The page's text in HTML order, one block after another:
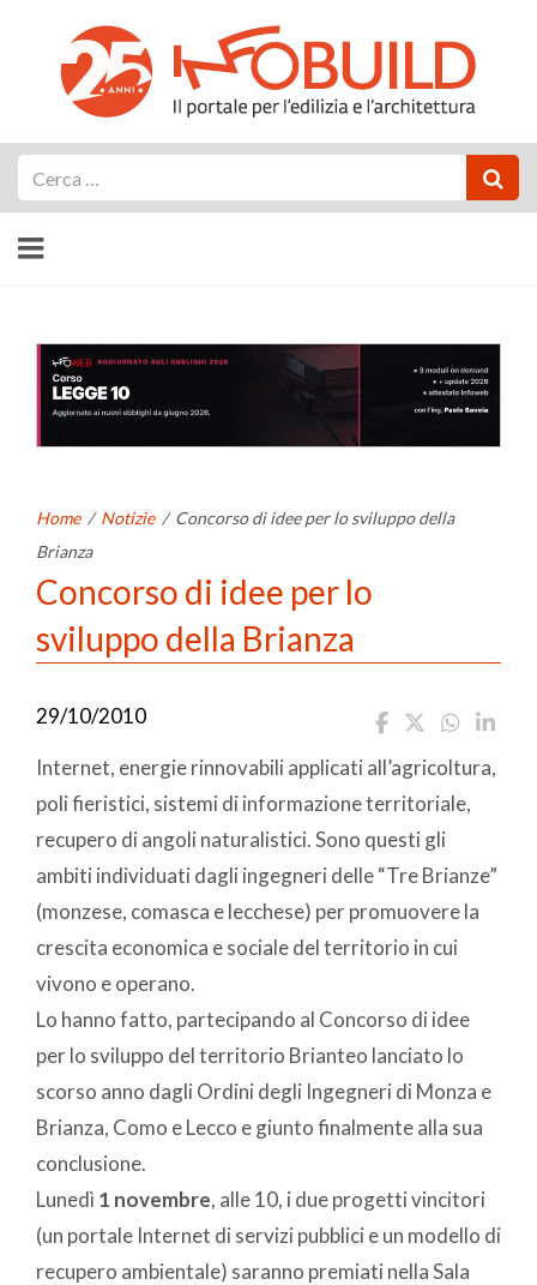
Home / Notizie / Concorso di idee per lo sviluppo della
Brianza
Concorso di idee per lo
sviluppo della Brianza
29/10/2010
Internet, energie rinnovabili applicati all’agricoltura,
poli fieristici, sistemi di informazione territoriale,
recupero di angoli naturalistici. Sono questi gli
ambiti individuati dagli ingegneri delle “Tre Brianze”
(monzese, comasca e lecchese) per promuovere la
crescita economica e sociale del territorio in cui
vivono e operano.
Lo hanno fatto, partecipando al Concorso di idee
per lo sviluppo del territorio Brianteo lanciato lo
scorso anno dagli Ordini degli Ingegneri di Monza e
Brianza, Como e Lecco e giunto finalmente alla sua
conclusione.
Lunedì 1 novembre, alle 10, i due progetti vincitori
(un portale Internet di servizi pubblici e un modello di
recupero ambientale) saranno premiati nella Sala